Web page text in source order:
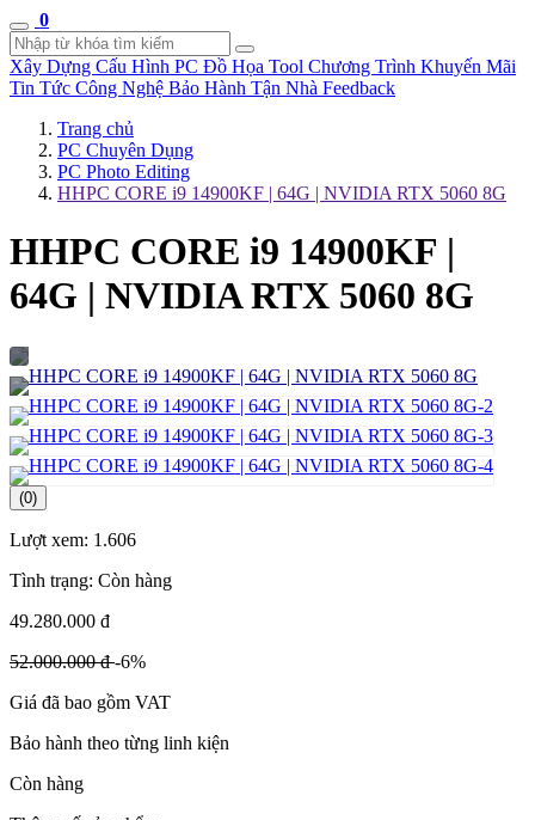
0
Xây Dựng Cấu Hình PC Đồ Họa Tool Chương Trình Khuyến Mãi
Tin Tức Công Nghệ Bảo Hành Tận Nhà Feedback
Trang chủ
PC Chuyên Dụng
PC Photo Editing
HHPC CORE i9 14900KF | 64G | NVIDIA RTX 5060 8G
HHPC CORE i9 14900KF |
64G | NVIDIA RTX 5060 8G
(0)
Lượt xem: 1.606
Tình trạng: Còn hàng
49.280.000 đ
52.000.000 đ-6%
Giá đã bao gồm VAT
Bảo hành theo từng linh kiện
Còn hàng